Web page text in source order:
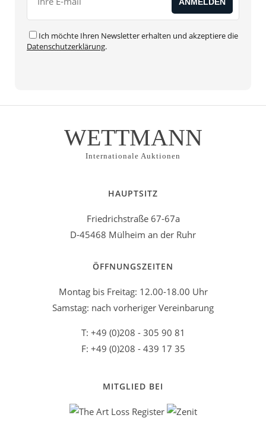
Ich möchte Ihren Newsletter erhalten und akzeptiere die
Datenschutzerklärung.
WETTMANN
Internationale Auktionen
HAUPTSITZ
Friedrichstraße 67-67a
D-45468 Mülheim an der Ruhr
ÖFFNUNGSZEITEN
Montag bis Freitag: 12.00-18.00 Uhr
Samstag: nach vorheriger Vereinbarung
T: +49 (0)208 - 305 90 81
F: +49 (0)208 - 439 17 35
MITGLIED BEI